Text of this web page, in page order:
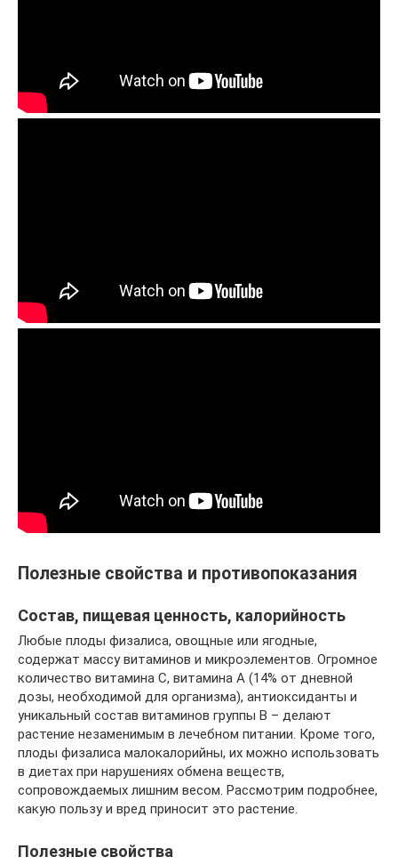
Полезные свойства и противопоказания
Состав, пищевая ценность, калорийность
Любые плоды физалиса, овощные или ягодные,
содержат массу витаминов и микроэлементов. Огромное
количество витамина С, витамина А (14% от дневной
дозы, необходимой для организма), антиоксиданты и
уникальный состав витаминов группы В – делают
растение незаменимым в лечебном питании. Кроме того,
плоды физалиса малокалорийны, их можно использовать
в диетах при нарушениях обмена веществ,
сопровождаемых лишним весом. Рассмотрим подробнее,
какую пользу и вред приносит это растение.
Полезные свойства